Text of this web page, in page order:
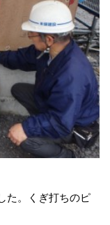
た。くぎ打ちのピ